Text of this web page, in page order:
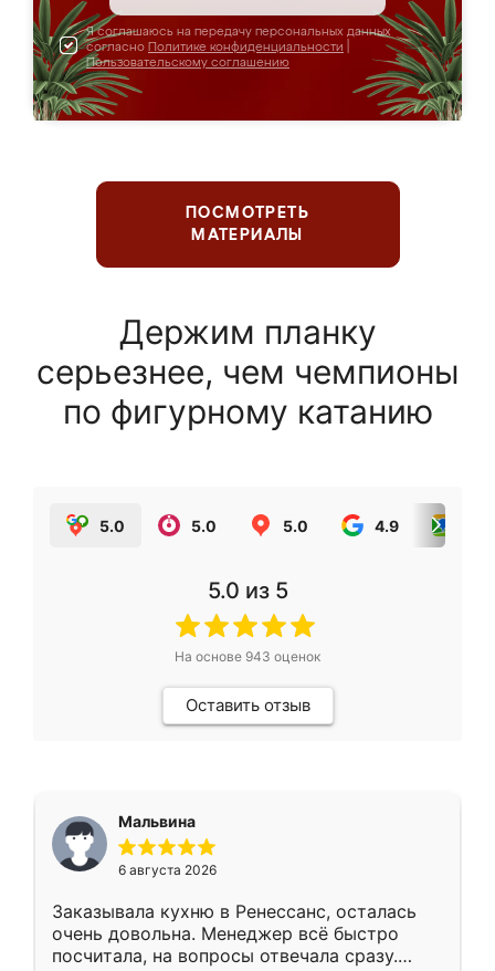
Я соглашаюсь на передачу персональных данных
согласно Политике конфиденциальности
Пользовательскому соглашению
ПОСМОТРЕТЬ
МАТЕРИАЛЫ
Держим планку
серьезнее, чем чемпионы
по фигурному катанию
5.0 5.0 5.0 4.9
5.0 из 5
На основе 943 оценок
Оставить отзыв
Мальвина
6 августа 2026
Заказывала кухню в Ренессанс, осталась
очень довольна. Менеджер всё быстро
посчитала, на вопросы отвечала сразу.